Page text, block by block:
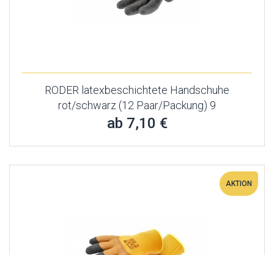
RODER latexbeschichtete Handschuhe
rot/schwarz (12 Paar/Packung) 9
ab 7,10 €
AKTION